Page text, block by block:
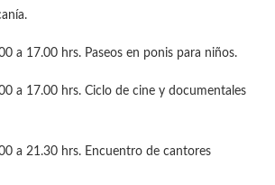
a 17.00 hrs. Paseos en ponis para niños.
a 17.00 hrs. Ciclo de cine y documentales
a 21.30 hrs. Encuentro de cantores